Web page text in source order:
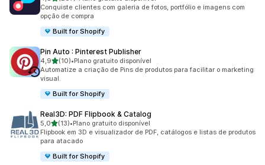
207 avaliações ao todo
Conquiste clientes com galeria de fotos, portfólio e imagens com
opção de compra
Built for Shopify
Pin Auto : Pinterest Publisher
4,9de 5 estrelas
(10)
10 avaliações ao todo
•Plano gratuito disponível
Automatize a criação de Pins de produtos para facilitar o marketing
visual.
Built for Shopify
Real3D: PDF Flipbook & Catalog
5,0de 5 estrelas
(13)
13 avaliações ao todo
•Plano gratuito disponível
Flipbook em 3D e visualizador de PDF, catálogos e listas de produtos
para atacado
Built for Shopify